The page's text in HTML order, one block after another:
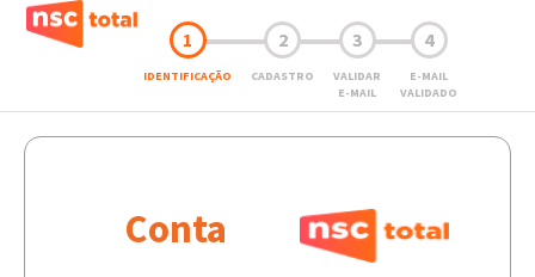
1
IDENTIFICAÇÃO
2
CADASTRO
3
VALIDAR
E-MAIL
4
E-MAIL
VALIDADO
Conta